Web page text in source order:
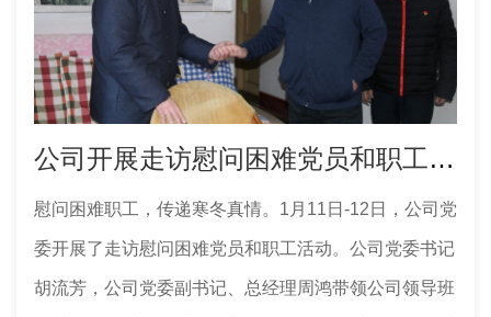
公司开展走访慰问困难党员和职工活动
慰问困难职工，传递寒冬真情。1月11日-12日，公司党
委开展了走访慰问困难党员和职工活动。公司党委书记
胡流芳，公司党委副书记、总经理周鸿带领公司领导班